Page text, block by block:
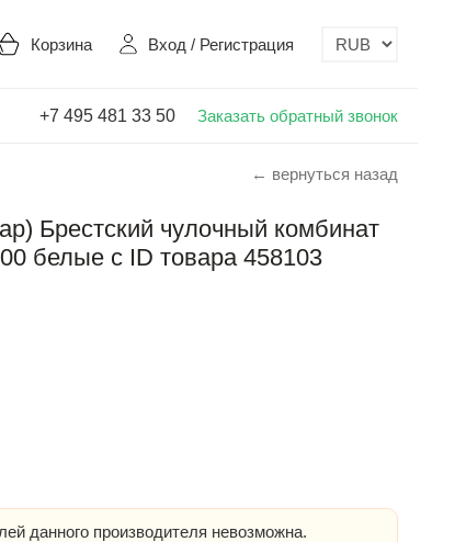
Корзина Вход / Регистрация
+7 495 481 33 50 Заказать обратный звонок
← вернуться назад
Брестский чулочный комбинат
белые с ID товара 458103
данного производителя невозможна.